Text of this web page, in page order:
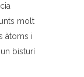
molt
àtoms i
bisturí